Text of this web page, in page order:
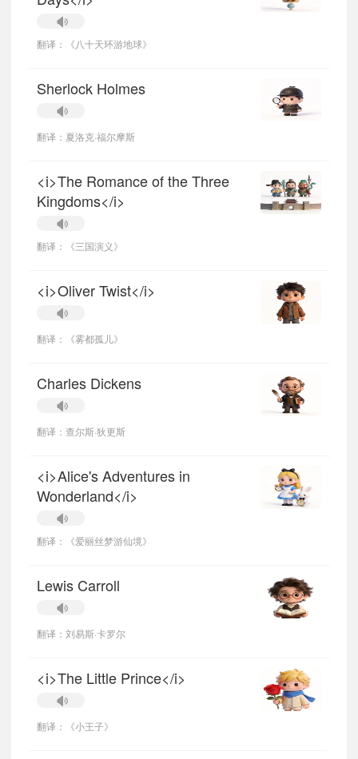
翻译：《八十天环游地球》
Sherlock Holmes
翻译：夏洛克·福尔摩斯
<i>The Romance of the Three
Kingdoms</i>
翻译：《三国演义》
<i>Oliver Twist</i>
翻译：《雾都孤儿》
Charles Dickens
翻译：查尔斯·狄更斯
<i>Alice's Adventures in
Wonderland</i>
翻译：《爱丽丝梦游仙境》
Lewis Carroll
翻译：刘易斯·卡罗尔
<i>The Little Prince</i>
翻译：《小王子》